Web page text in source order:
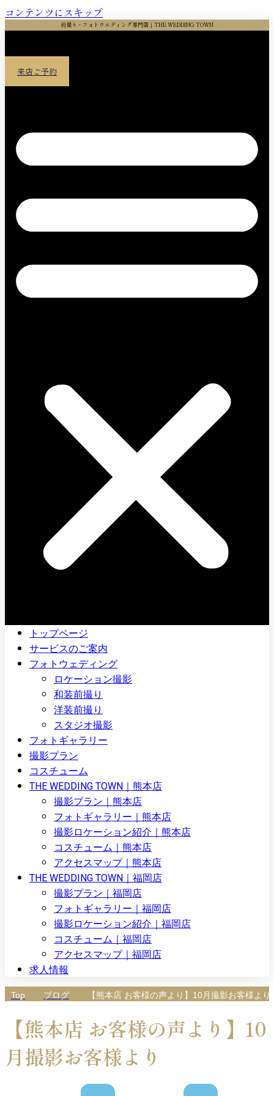
コンテンツにスキップ
前撮り・フォトウエディング専門店｜THE WEDDING TOWN
来店ご予約
トップページ
サービスのご案内
フォトウェディング
ロケーション撮影
和装前撮り
洋装前撮り
スタジオ撮影
フォトギャラリー
撮影プラン
コスチューム
THE WEDDING TOWN｜熊本店
撮影プラン｜熊本店
フォトギャラリー｜熊本店
撮影ロケーション紹介｜熊本店
コスチューム｜熊本店
アクセスマップ｜熊本店
THE WEDDING TOWN｜福岡店
撮影プラン｜福岡店
フォトギャラリー｜福岡店
撮影ロケーション紹介｜福岡店
コスチューム｜福岡店
アクセスマップ｜福岡店
求人情報
Top ブログ 【熊本店 お客様の声より】10月撮影お客様より
【熊本店 お客様の声より】10
月撮影お客様より